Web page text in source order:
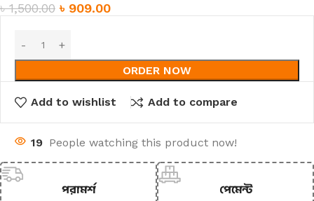
৳1,500.00 ৳ 909.00
ORDER NOW
Add to wishlist Add to compare
19 People watching this product now!
পরামর্শ পেমেন্ট